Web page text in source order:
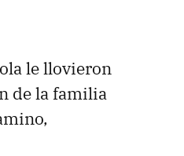
le llovieron
de la familia